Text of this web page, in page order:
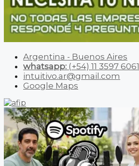
Argentina - Buenos Aires
whatsapp: (+54) 11 3597 6061
intuitivo.ar@gmail.com
Google Maps